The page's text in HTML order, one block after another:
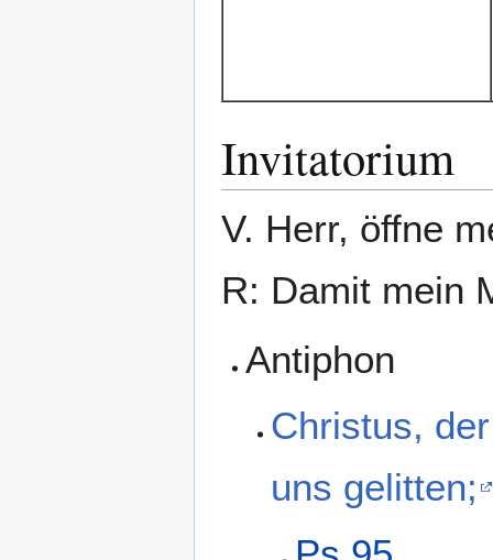
Invitatorium
V. Herr, öffne
R: Damit mein
Antiphon
Christus,
uns gelitten;